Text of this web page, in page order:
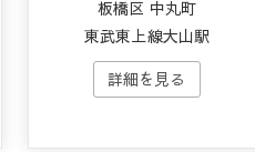
板橋区 中丸町
東武東上線大山駅